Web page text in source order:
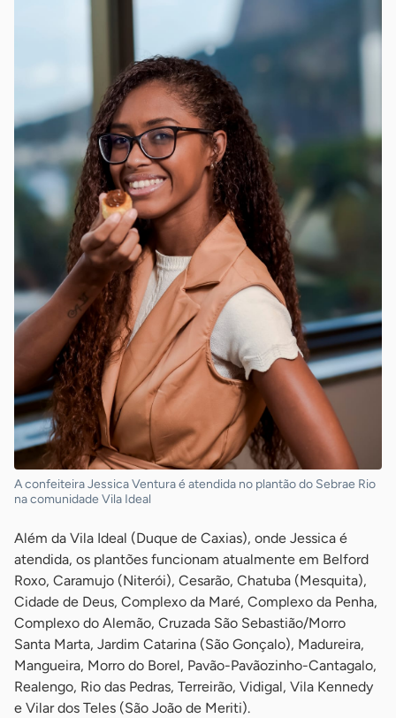
A confeiteira Jessica Ventura é atendida no plantão do Sebrae Rio
na comunidade Vila Ideal
Além da Vila Ideal (Duque de Caxias), onde Jessica é
atendida, os plantões funcionam atualmente em Belford
Roxo, Caramujo (Niterói), Cesarão, Chatuba (Mesquita),
Cidade de Deus, Complexo da Maré, Complexo da Penha,
Complexo do Alemão, Cruzada São Sebastião/Morro
Santa Marta, Jardim Catarina (São Gonçalo), Madureira,
Mangueira, Morro do Borel, Pavão-Pavãozinho-Cantagalo,
Realengo, Rio das Pedras, Terreirão, Vidigal, Vila Kennedy
e Vilar dos Teles (São João de Meriti).